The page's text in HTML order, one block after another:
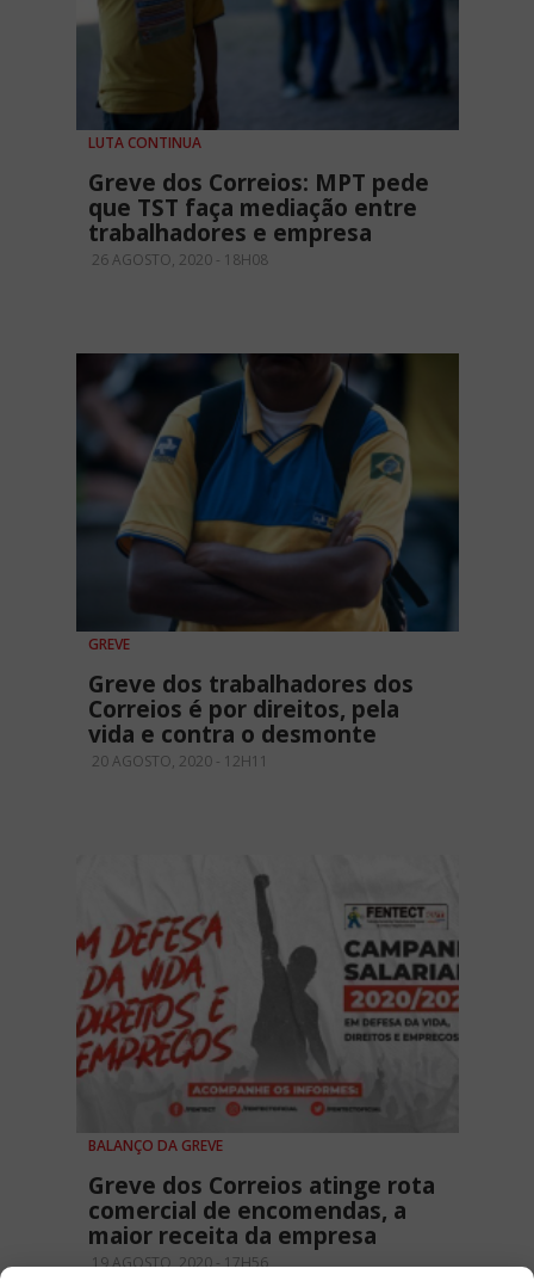
LUTA CONTINUA
Greve dos Correios: MPT pede
que TST faça mediação entre
trabalhadores e empresa
26 AGOSTO, 2020 - 18H08
GREVE
Greve dos trabalhadores dos
Correios é por direitos, pela
vida e contra o desmonte
20 AGOSTO, 2020 - 12H11
BALANÇO DA GREVE
Greve dos Correios atinge rota
comercial de encomendas, a
maior receita da empresa
19 AGOSTO, 2020 - 17H56